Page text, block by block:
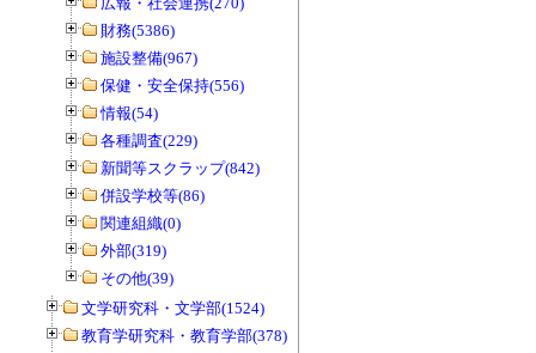
財務(5386)
施設整備(967)
保健・安全保持(556)
情報(54)
各種調査(229)
新聞等スクラップ(842)
併設学校等(86)
関連組織(0)
外部(319)
その他(39)
文学研究科・文学部(1524)
教育学研究科・教育学部(378)